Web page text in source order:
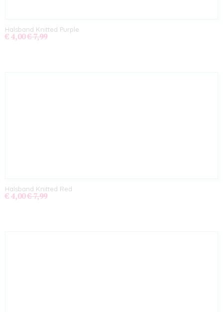
Halsband Knitted Purple
€ 4,00 € 7,99
Halsband Knitted Red
€ 4,00 € 7,99